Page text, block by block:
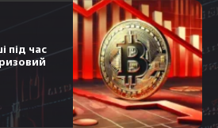
під час